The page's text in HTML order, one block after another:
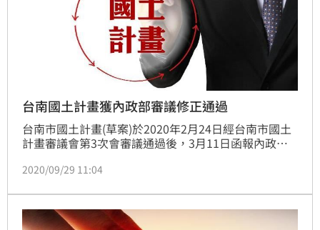
台南國土計畫獲內政部審議修正通過
台南市國土計畫(草案)於2020年2月24日經台南市國土
計畫審議會第3次會審議通過後，3月11日函報內政部
2020/09/29 11:04